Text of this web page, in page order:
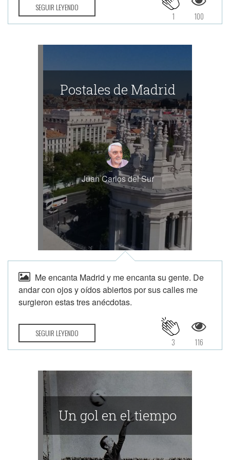
SEGUIR LEYENDO
100
1
Postales de Madrid
Juan Carlos del Sur
Me encanta Madrid y me encanta su gente. De
andar con ojos y oídos abiertos por sus calles me
surgieron estas tres anécdotas.
SEGUIR LEYENDO
116
3
Un gol en el tiempo